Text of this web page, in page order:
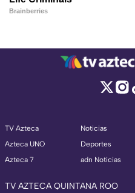
TV Azteca
Azteca UNO
Azteca 7
Noticias
Deportes
adn Noticias
TV AZTECA QUINTANA ROO